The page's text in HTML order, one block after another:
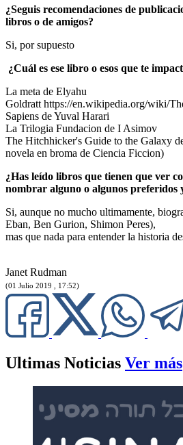
¿Seguis recomendaciones de
libros o de amigos?
Si, por supuesto
¿Cuál es ese libro o esos que te
La meta de Elyahu
Goldratt https://en.wikipedia.org/wiki/
Sapiens de Yuval Harari
La Trilogia Fundacion de I Asimov
The Hitchhicker's Guide to the Galaxy
novela en broma de Ciencia Ficcion)
¿Has leído libros que tienen que ver
nombrar alguno o algunos preferidos
Si, aunque no mucho ultimamente,
Eban, Ben Gurion, Shimon Peres),
mas que nada para entender la historia
Janet Rudman
(01 Julio 2019 , 17:52)
Ultimas Noticias Ver más